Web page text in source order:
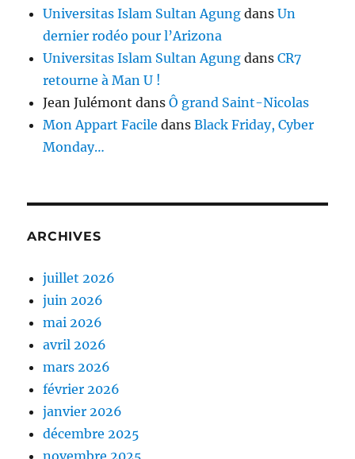
Universitas Islam Sultan Agung dansUn
dernier rodéo pour l’Arizona
Universitas Islam Sultan Agung dansCR7
retourne à Man U !
Jean Julémont dansÔ grand Saint-Nicolas
Mon Appart Facile dansBlack Friday, Cyber
Monday…
ARCHIVES
juillet 2026
juin 2026
mai 2026
avril 2026
mars 2026
février 2026
janvier 2026
décembre 2025
novembre 2025